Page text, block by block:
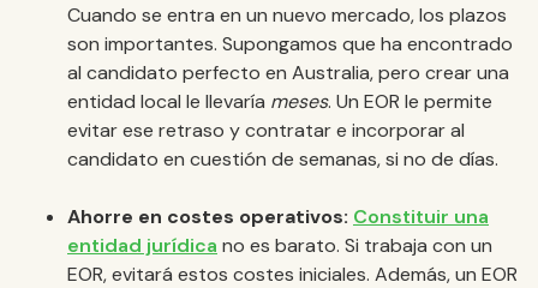
Cuando se entra en un nuevo mercado, los plazos
son importantes. Supongamos que ha encontrado
al candidato perfecto en Australia, pero crear una
entidad local le llevaría meses. Un EOR le permite
evitar ese retraso y contratar e incorporar al
candidato en cuestión de semanas, si no de días.
Ahorre en costes operativos: Constituir una
entidad jurídica no es barato. Si trabaja con un
EOR, evitará estos costes iniciales. Además, un EOR